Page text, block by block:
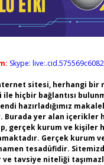
Skype:
sitesi, herhangi bir
ile hiçbir bağlantısı
hazırladığımız
Burada yer alan içerikler
gerçek kurum ve kişiler
Gerçek kurum
tesadüfidir.
tavsiye niteliği